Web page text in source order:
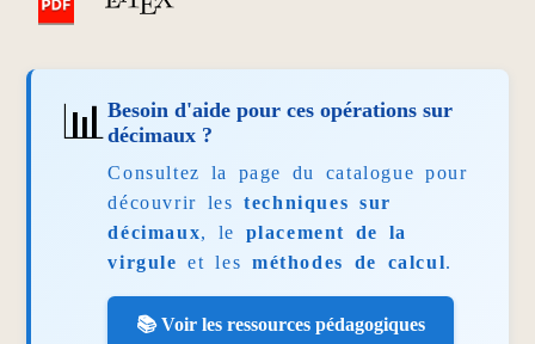
📊Besoin d'aide pour ces opérations sur
décimaux ?
Consultez la page du catalogue pour
découvrir lestechniques sur
décimaux, le placement de la
virgule et les méthodes de calcul.
📚 Voir les ressources pédagogiques